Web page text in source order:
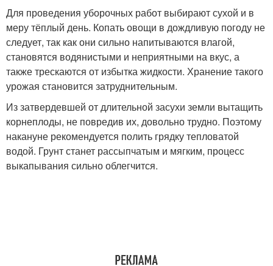
Для проведения уборочных работ выбирают сухой и в
меру тёплый день. Копать овощи в дождливую погоду не
следует, так как они сильно напитываются влагой,
становятся водянистыми и неприятными на вкус, а
также трескаются от избытка жидкости. Хранение такого
урожая становится затруднительным.
Из затвердевшей от длительной засухи земли вытащить
корнеплоды, не повредив их, довольно трудно. Поэтому
накануне рекомендуется полить грядку тепловатой
водой. Грунт станет рассыпчатым и мягким, процесс
выкапывания сильно облегчится.